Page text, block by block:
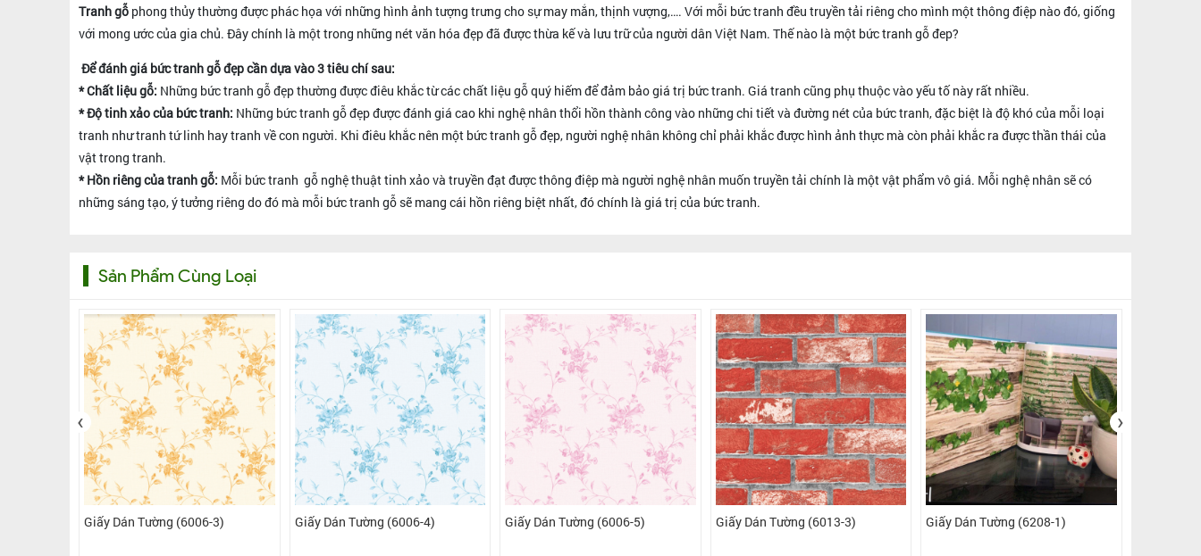
Tranh gỗ phong thủy thường được phác họa với những hình ảnh tượng trưng cho sự may mắn, thịnh vượng,…. Với mỗi bức tranh đều truyền tải riêng cho mình một thông điệp nào đó, giống
với mong ước của gia chủ. Đây chính là một trong những nét văn hóa đẹp đã được thừa kế và lưu trữ của người dân Việt Nam. Thế nào là một bức tranh gỗ đep?
Để đánh giá bức tranh gỗ đẹp cần dựa vào 3 tiêu chí sau:
* Chất liệu gỗ: Những bức tranh gỗ đẹp thường được điêu khắc từ các chất liệu gỗ quý hiếm để đảm bảo giá trị bức tranh. Giá tranh cũng phụ thuộc vào yếu tố này rất nhiều.
* Độ tinh xảo của bức tranh: Những bức tranh gỗ đẹp được đánh giá cao khi nghệ nhân thổi hồn thành công vào những chi tiết và đường nét của bức tranh, đặc biệt là độ khó của mỗi loại
tranh như tranh tứ linh hay tranh về con người. Khi điêu khắc nên một bức tranh gỗ đẹp, người nghệ nhân không chỉ phải khắc được hình ảnh thực mà còn phải khắc ra được thần thái của
vật trong tranh.
* Hồn riêng của tranh gỗ: Mỗi bức tranh gỗ nghệ thuật tinh xảo và truyền đạt được thông điệp mà người nghệ nhân muốn truyền tải chính là một vật phẩm vô giá. Mỗi nghệ nhân sẽ có
những sáng tạo, ý tưởng riêng do đó mà mỗi bức tranh gỗ sẽ mang cái hồn riêng biệt nhất, đó chính là giá trị của bức tranh.
Sản Phẩm Cùng Loại
Giấy Dán Tường (6006-3) Giấy Dán Tường (6006-4) Giấy Dán Tường (6006-5) Giấy Dán Tường (6013-3) Giấy Dán Tường (6208-1)
‹ ›